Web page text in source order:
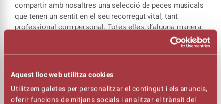
Aquest lloc web utilitza cookies
Utilitzem galetes per personalitzar el contingut i els anuncis,
oferir funcions de mitjans socials i analitzar el trànsit del
compartir amb nosaltres una selecció de peces musicals
que tenen un sentit en el seu recorregut vital, tant
professional com personal. Totes elles, d’alguna manera,
són històries d’amor, d’amistat, de parella, d’estima a la
DREXLER I STING, ENTRE D’ALTRES